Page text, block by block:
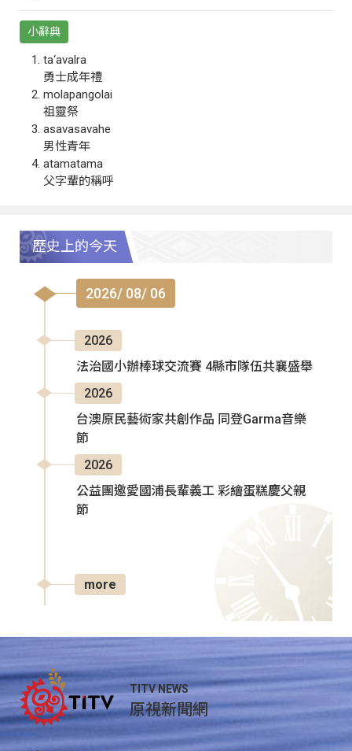
小辭典
ta‘avalra
勇士成年禮
molapangolai
祖靈祭
asavasavahe
男性青年
atamatama
父字輩的稱呼
歷史上的今天
2026/ 08/ 06
2026
法治國小辦棒球交流賽 4縣市隊伍共襄盛舉
2026
台澳原民藝術家共創作品 同登Garma音樂
節
2026
公益團邀愛國浦長輩義工 彩繪蛋糕慶父親
節
more
TITV NEWS
原視新聞網